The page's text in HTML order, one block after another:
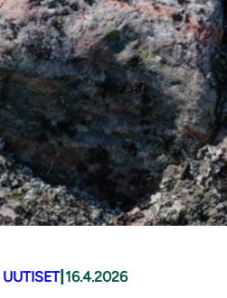
UUTISET| 16.4.2026